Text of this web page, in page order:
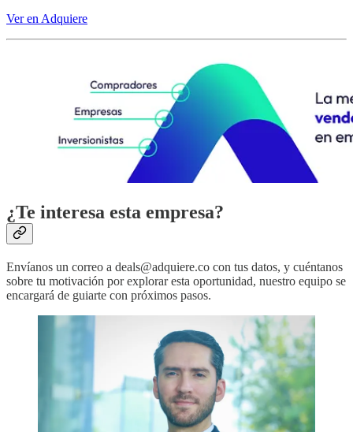
Ver en Adquiere
¿Te interesa esta empresa?
Envíanos un correo a deals@adquiere.co con tus datos, y cuéntanos
sobre tu motivación por explorar esta oportunidad, nuestro equipo se
encargará de guiarte con próximos pasos.